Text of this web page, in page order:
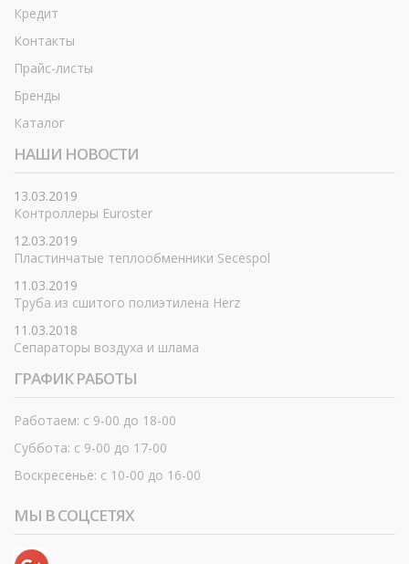
Кредит
Контакты
Прайс-листы
Бренды
Каталог
НАШИ НОВОСТИ
13.03.2019
Контроллеры Euroster
12.03.2019
Пластинчатые теплообменники Secespol
11.03.2019
Труба из сшитого полиэтилена Herz
11.03.2018
Сепараторы воздуха и шлама
ГРАФИК РАБОТЫ
Работаем: с 9-00 до 18-00
Суббота: с 9-00 до 17-00
Воскресенье: с 10-00 до 16-00
МЫ В СОЦСЕТЯХ